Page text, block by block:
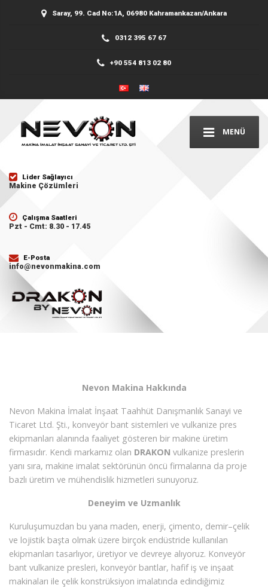
Saray, 99. Cad No:1A, 06980 Kahramankazan/Ankara
0312 395 67 67
+90 554 813 02 80
MENÜ
Lider Sağlayıcı
Makine Çözümleri
Çalışma Saatleri
Pzt - Cmt: 8.30 - 17.45
E-Posta
info@nevonmakina.com
Nevon Makina Hakkında
Nevon Makina İmalat İnşaat Taahhüt Danışmanlık Sanayi ve
Ticaret Ltd. Şti., konveyör bant sistemleri ve vulkanize pres
ekipmanları alanında faaliyet gösteren bir makine üretim
firmasıdır. Kendi markamız olan DRAKON vulkanize preslerin
yanı sıra, makine imalat sektörünün öncü firmalarına da proje
bazlı üretim ve mühendislik hizmetleri sunuyoruz.
Deneyim ve Uzmanlık
Kuruluşumuzdan bu yana maden, enerji, çimento, demir–çelik
ve lojistik başta olmak üzere birçok endüstride kullanılan
ekipmanları tasarlıyor, üretiyor ve devreye alıyoruz. Konveyör
bant vulkanize presleri, konveyör bantlar, hafif iş ve inşaat
makinaları ile çelik konstrüksiyon imalatında edindiğimiz